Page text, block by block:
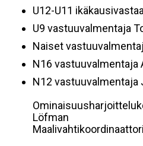
U12-U11
U9 vastuuvalmentaja
Naiset
N16 vastuuvalmentaja
N12 vastuuvalmentaja
Löfman